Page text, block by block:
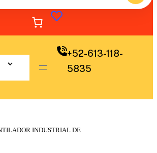
+52-613-118-
5835
INDUSTRIAL DE